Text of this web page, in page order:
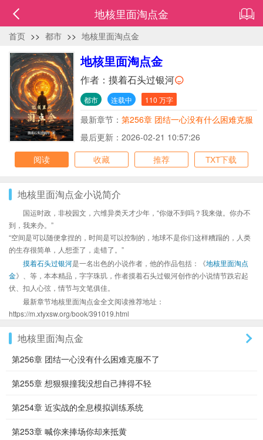
地核里面淘点金
首页 >> 都市 >> 地核里面淘点金
地核里面淘点金
作者： 摸着石头过银河
都市 连载中 110 万字
最新章节： 第256章 团结一心没有什么困难克服
不了
最后更新：2026-02-21 10:57:26
阅读
收藏 推荐 TXT下载
地核里面淘点金小说简介
国运时政，非校园文，六维异类天才少年，“你做不到吗？我来做。你办不
到，我来办。”
“空间是可以随便拿捏的，时间是可以控制的，地球不是你们这样糟蹋的，人类
的生存很简单，人想歪了，走错了。”
摸着石头过银河是一名出色的小说作者，他的作品包括：《地核里面淘点
金》、等，本本精品，字字珠玑，作者摸着石头过银河创作的小说情节跌宕起
伏、扣人心弦，情节与文笔俱佳。
最新章节地核里面淘点金全文阅读推荐地址：
https://m.xtyxsw.org/book/391019.html
地核里面淘点金
第256章 团结一心没有什么困难克服不了
第255章 想狠狠撞我没想自己摔得不轻
第254章 近实战的全息模拟训练系统
第253章 喊你来捧场你却来抵黄